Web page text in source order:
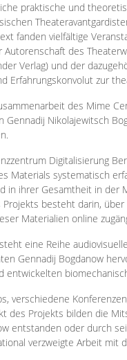
praktische und
fanden vielfältige
Autorenschaft des
Verlag) und der
Erfahrungskonvolut zur
eit des Mime
Gennadij Nikolajewitsch
Digitalisierung
Materials systematisch
in ihrer Gesamtheit in
besteht darin,
Materialien online
eine Reihe
Gennadij Bogdanow
entwickelten
verschiedene
des Projekts bilden die
entstanden oder durch
verzweigte Arbeit mit